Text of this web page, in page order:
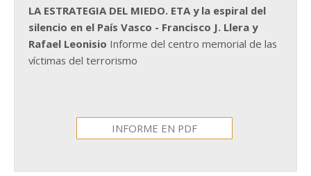
LA ESTRATEGIA DEL MIEDO. ETA y la espiral del
silencio en el País Vasco - Francisco J. Llera y
Rafael Leonisio Informe del centro memorial de las
víctimas del terrorismo
INFORME EN PDF